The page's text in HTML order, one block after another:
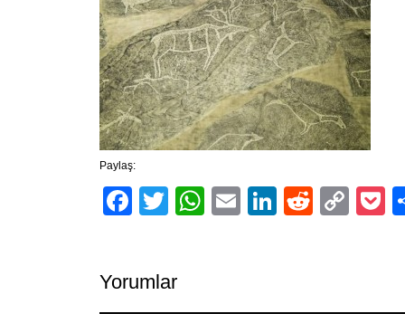
Paylaş:
Facebook
TwitterWhatsApp
EmailLinkedIn
Reddit
Yorumlar